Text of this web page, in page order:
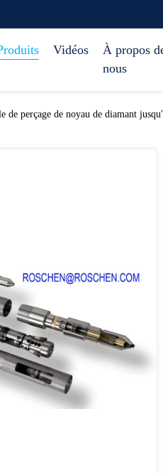
Vidéos
À propos
nous
de perçage de noyau de diamant